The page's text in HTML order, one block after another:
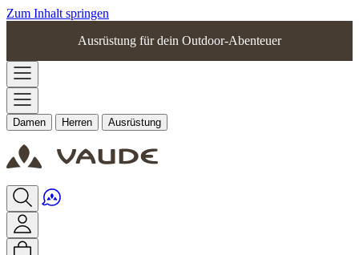
Zum Inhalt springen
Ausrüstung für dein Outdoor-Abenteuer
Damen Herren Ausrüstung